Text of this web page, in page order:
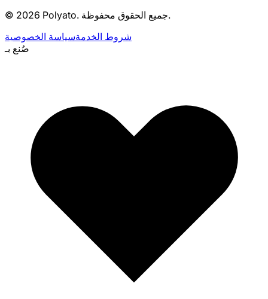
© 2026 Polyato.
جميع الحقوق محفوظة.
شروط الخدمةسياسة الخصوصية
صُنع بـ